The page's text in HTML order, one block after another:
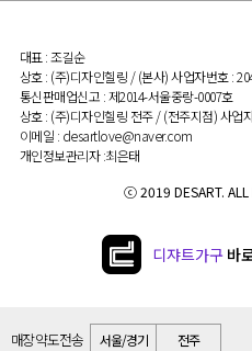
대표 : 조길순
상호 : (주)디자인힐링 / (본사) 사업자번호 :
통신판매업신고 : 제2014-서울중랑-0007호
상호 : (주)디자인힐링 전주 / (전주지점) 사업
이메일 : desartlove@naver.com
개인정보관리자 :최은태
ⓒ 2019 DESART. ALL
디쟈트가구바
매장 약도 전송 서울/경기 전주